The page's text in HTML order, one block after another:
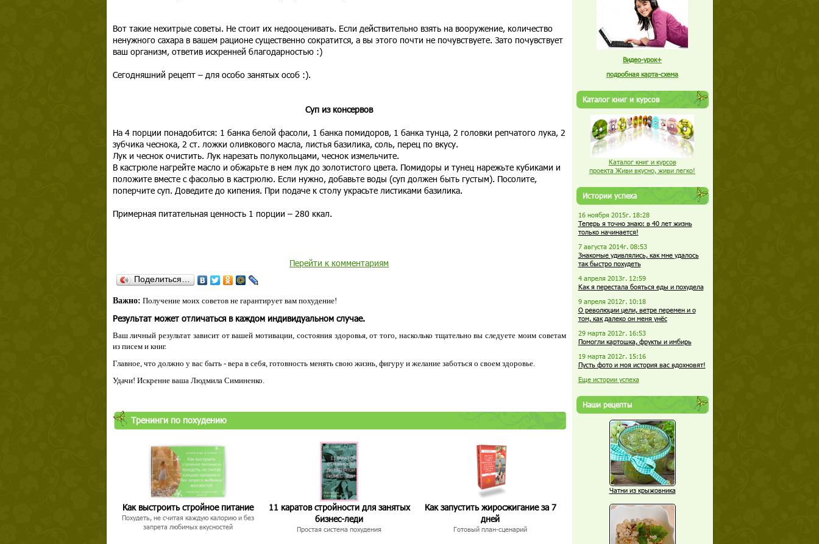
Вот такие нехитрые советы. Не стоит их недооценивать. Если действительно взять на вооружение, количество
ненужного сахара в вашем рационе существенно сократится, а вы этого почти не почувствуете. Зато почувствует
ваш организм, ответив искренней благодарностью :)
Сегодняшний рецепт – для особо занятых особ :).
Суп из консервов
На 4 порции понадобится: 1 банка белой фасоли, 1 банка помидоров, 1 банка тунца, 2 головки репчатого лука, 2
зубчика чеснока, 2 ст. ложки оливкового масла, листья базилика, соль, перец по вкусу.
Лук и чеснок очистить. Лук нарезать полукольцами, чеснок измельчите.
В кастрюле нагрейте масло и обжарьте в нем лук до золотистого цвета. Помидоры и тунец нарежьте кубиками и
положите вместе с фасолью в кастрюлю. Если нужно, добавьте воды (суп должен быть густым). Посолите,
поперчите суп. Доведите до кипения. При подаче к столу украсьте листиками базилика.
Примерная питательная ценность 1 порции – 280 ккал.
Перейти к комментариям
Поделиться…
Важно: Получение моих советов не гарантирует вам похудение!
Результат может отличаться в каждом индивидуальном случае.
Ваш личный результат зависит от вашей мотивации, состояния здоровья, от того, насколько тщательно вы следуете моим советам
из писем и книг.
Главное, что должно у вас быть - вера в себя, готовность менять свою жизнь, фигуру и желание заботься о своем здоровье.
Удачи! Искренне ваша Людмила Симиненко.
Тренинги по похудению
Как выстроить стройное питание
Похудеть, не считая каждую калорию и без
запрета любимых вкусностей
11 каратов стройности для занятых
бизнес-леди
Простая система похудения
Как запустить жиросжигание за 7
дней
Готовый план-сценарий
Видео-урок+
подробная карта-схема
Каталог книг и курсов
Каталог книг и курсов
проекта Живи вкусно, живи легко!
Истории успеха
16 ноября 2015г. 18:28
Теперь я точно знаю: в 40 лет жизнь
только начинается!
7 августа 2014г. 08:53
Знакомые удивлялись, как мне удалось
так быстро похудеть
4 апреля 2013г. 12:59
Как я перестала бояться еды и похудела
9 апреля 2012г. 10:18
О революции цели, ветре перемен и о
том, как далеко он меня унёс
29 марта 2012г. 16:53
Помогли картошка, фрукты и имбирь
19 марта 2012г. 15:16
Пусть фото и моя история вас вдохновят!
Еще истории успеха
Наши рецепты
Чатни из крыжовника